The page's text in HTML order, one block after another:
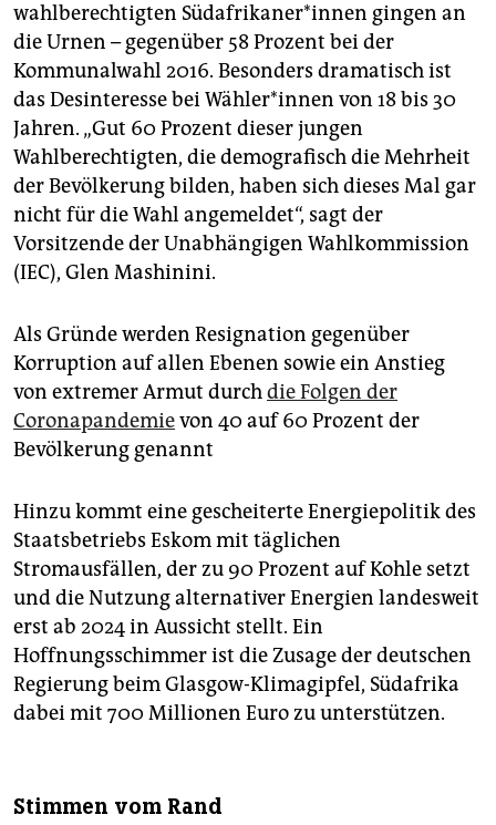
wahlberechtigten Süd­afri­ka­ne­r*in­nen gingen an
die Urnen – gegenüber 58 Prozent bei der
Kommunalwahl 2016. Besonders dramatisch ist
das Desinteresse bei Wäh­le­r*in­nen von 18 bis 30
Jahren. „Gut 60 Prozent dieser jungen
Wahlberechtigten, die demografisch die Mehrheit
der Bevölkerung bilden, haben sich dieses Mal gar
nicht für die Wahl angemeldet“, sagt der
Vorsitzende der Unabhängigen Wahlkommission
(IEC), Glen Mashinini.
Als Gründe werden Resignation gegenüber
Korruption auf allen Ebenen sowie ein Anstieg
von extremer Armut durchdie Folgen der
Coronapandemievon 40 auf 60 Prozent der
Bevölkerung genannt
Hinzu kommt eine gescheiterte Energiepolitik des
Staatsbetriebs Eskom mit täglichen
Stromausfällen, der zu 90 Prozent auf Kohle setzt
und die Nutzung alternativer Energien landesweit
erst ab 2024 in Aussicht stellt. Ein
Hoffnungsschimmer ist die Zusage der deutschen
Regierung beim Glasgow-Klimagipfel, Südafrika
dabei mit 700 Millionen Euro zu unterstützen.
Stimmen vom Rand